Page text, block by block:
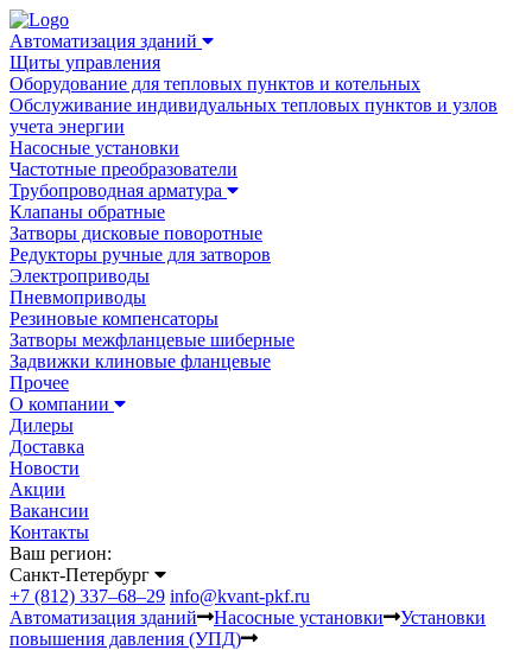
Автоматизация зданий
Щиты управления
Оборудование для тепловых пунктов и котельных
Обслуживание индивидуальных тепловых пунктов и узлов
учета энергии
Насосные установки
Частотные преобразователи
Трубопроводная арматура
Клапаны обратные
Затворы дисковые поворотные
Редукторы ручные для затворов
Электроприводы
Пневмоприводы
Резиновые компенсаторы
Затворы межфланцевые шиберные
Задвижки клиновые фланцевые
Прочее
О компании
Дилеры
Доставка
Новости
Акции
Вакансии
Контакты
Ваш регион:
Санкт-Петербург
+7 (812) 337–68–29 info@kvant-pkf.ru
Автоматизация зданий
Насосные установки
Установки
повышения давления (УПД)